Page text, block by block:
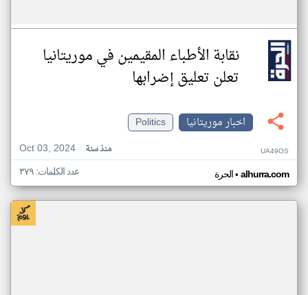
نقابة الأطباء المقيمين في موريتانيا
تعلن تعليق إضرابها
اخبار موريتانيا
Politics
Oct 03, 2024
منذ سنة UA49OS
الحرة• alhurra.com عدد الكلمات: ٣٧٩